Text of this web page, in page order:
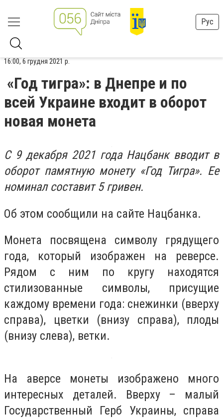
Рус
16:00, 6 грудня 2021 р.
«Год тигра»: в Днепре и по
всей Украине входит в оборот
новая монета
С 9 декабря 2021 года Нацбанк вводит в
оборот памятную монету «Год Тигра». Ее
номинал составит 5 гривен.
Об этом сообщили на сайте Нацбанка.
Монета посвящена символу грядущего
года, который изображен на реверсе.
Рядом с ним по кругу находятся
стилизованные символы, присущие
каждому времени года: снежинки (вверху
справа), цветки (внизу справа), плоды
(внизу слева), ветки.
На аверсе монеты изображено много
интересных деталей. Вверху – малый
Государственный Герб Украины, справа